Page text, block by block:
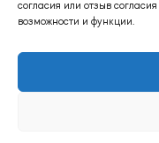
согласия или отзыв
возможности и функции.
Website
© 2017-2026